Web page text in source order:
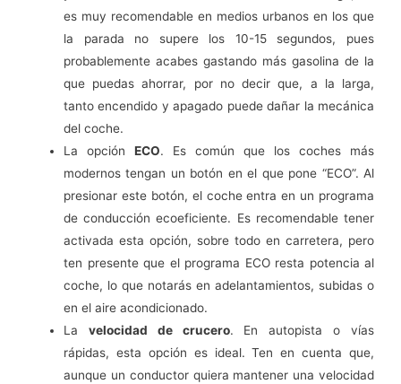
es muy recomendable en medios urbanos en los que
la parada no supere los 10-15 segundos, pues
probablemente acabes gastando más gasolina de la
que puedas ahorrar, por no decir que, a la larga,
tanto encendido y apagado puede dañar la mecánica
del coche.
La opciónECO. Es común que los coches más
modernos tengan un botón en el que pone “ECO”. Al
presionar este botón, el coche entra en un programa
de conducción ecoeficiente. Es recomendable tener
activada esta opción, sobre todo en carretera, pero
ten presente que el programa ECO resta potencia al
coche, lo que notarás en adelantamientos, subidas o
en el aire acondicionado.
La velocidad de crucero. En autopista o vías
rápidas, esta opción es ideal. Ten en cuenta que,
aunque un conductor quiera mantener una velocidad